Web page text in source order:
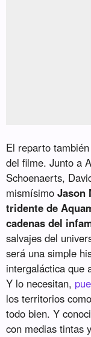
El reparto
del filme. Junto a
Schoenaerts,
mismísimoJason
tridente de
cadenas del
salvajes del
será una simple
intergaláctica que
Y lo necesitan,
los territorios
todo bien. Y
con medias tintas